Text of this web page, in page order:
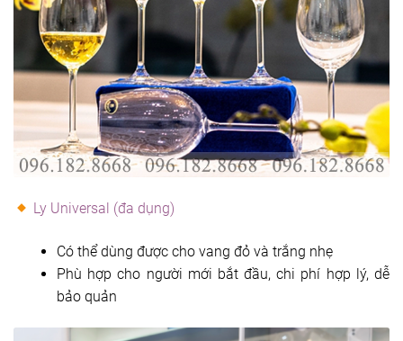
Ly Universal (đa dụng)
Có thể dùng được cho vang đỏ và trắng nhẹ
Phù hợp cho người mới bắt đầu, chi phí hợp lý, dễ
bảo quản